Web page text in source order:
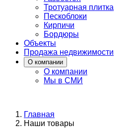
Тротуарная плитка
Пескоблоки
Кирпичи
Бордюры
Объекты
Продажа недвижимости
О компании
О компании
Мы в СМИ
Главная
Наши товары